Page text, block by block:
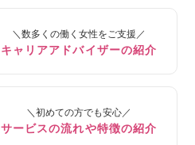
＼数多くの働く女性をご支援／
キャリアアドバイザーの紹介
＼初めての方でも安心／
サービスの流れや特徴の紹介